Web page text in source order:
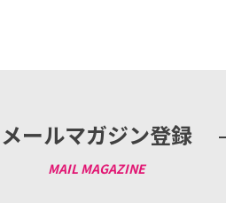
メールマガジン登録